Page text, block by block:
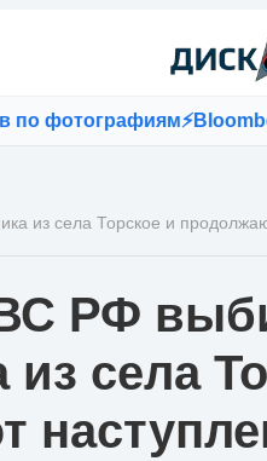
⚡Bloomberg:
из села Торское и
РФ
из села